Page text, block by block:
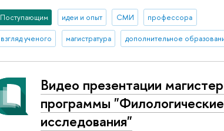
Поступающим идеи и опыт СМИ профессора
взгляд ученого магистратура дополнительное
Видео презентации
программы "Филологические
исследования"